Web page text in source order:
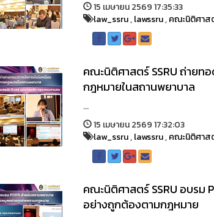
15 เมษายน 2569 17:35:33
law_ssru,lawssru,คณะนิติศาส
คณะนิติศาสตร์ SSRU ถ่ายท
กฎหมายในสถานพยาบาล
...
15 เมษายน 2569 17:32:03
law_ssru,lawssru,คณะนิติศาส
คณะนิติศาสตร์ SSRU อบรม
อย่างถูกต้องตามกฎหมาย